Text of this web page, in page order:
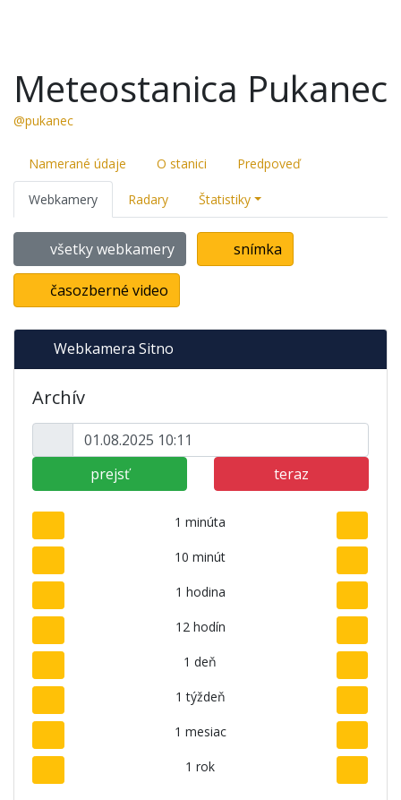
Meteostanica Pukanec
@pukanec
Namerané údaje O stanici Predpoveď
Webkamery Radary Štatistiky
všetky webkamery snímka
časozberné video
Webkamera Sitno
Archív
prejsť teraz
1 minúta
10 minút
1 hodina
12 hodín
1 deň
1 týždeň
1 mesiac
1 rok